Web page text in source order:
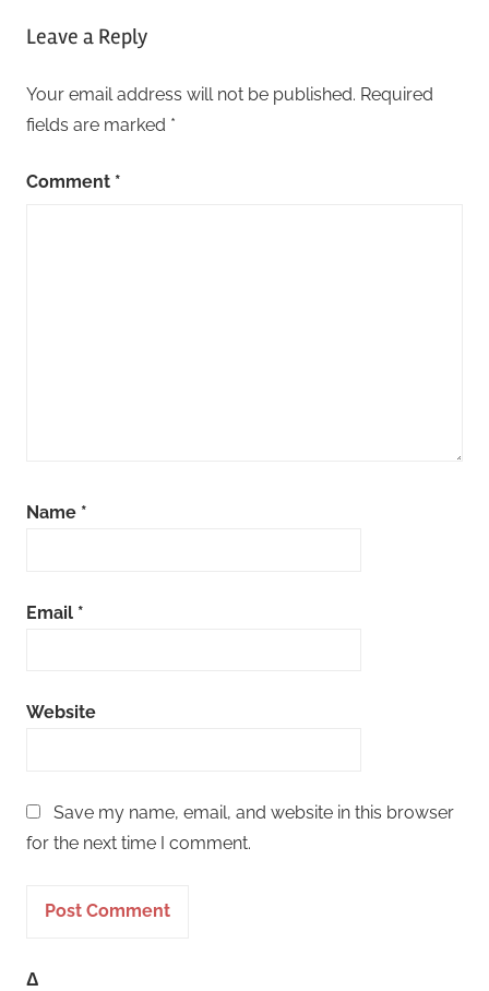
Leave a Reply
Your email address will not be published. Required
fields are marked *
Comment *
Name *
Email *
Website
Save my name, email, and website in this browser
for the next time I comment.
Δ